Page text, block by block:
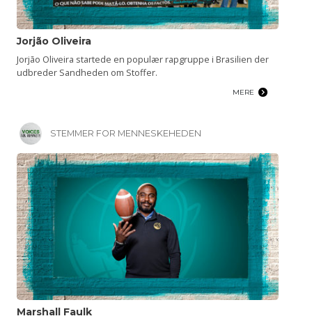
Jorjão Oliveira
Jorjão Oliveira startede en populær rapgruppe i Brasilien der
udbreder Sandheden om Stoffer.
MERE
STEMMER FOR MENNESKEHEDEN
Marshall Faulk